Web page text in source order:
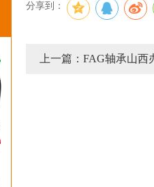
分享到：
上一篇：FAG轴承山西